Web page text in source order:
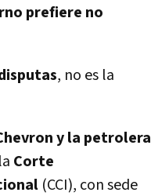
prefiere no
, no es la
y la petrolera
Corte
(CCI), con sede